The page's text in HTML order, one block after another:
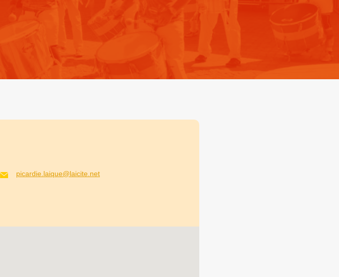
picardie.laique@laicite.net